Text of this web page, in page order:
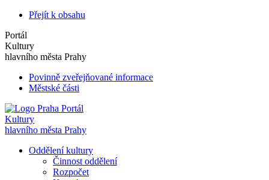
Přejít k obsahu
Portál
Kultury
hlavního města Prahy
Povinně zveřejňované informace
Městské části
Portál
Kultury
hlavního města Prahy
Oddělení kultury
Činnost oddělení
Rozpočet